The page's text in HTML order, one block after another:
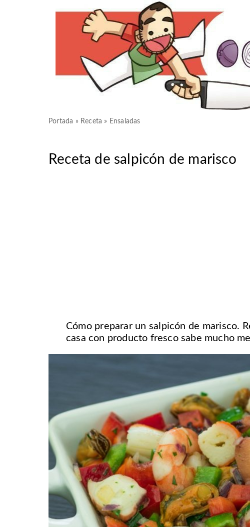
Portada » Receta » Ensaladas
Receta de salpicón de marisco
Cómo preparar un salpicón de marisco.
casa con producto fresco sabe mucho